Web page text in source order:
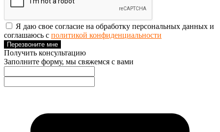
Я даю свое согласие на обработку персональных данных и
соглашаюсь с политикой конфиденциальности
Перезвоните мне
Получить консультацию
Заполните форму, мы свяжемся с вами